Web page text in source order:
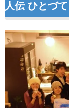
人伝 ひとづて